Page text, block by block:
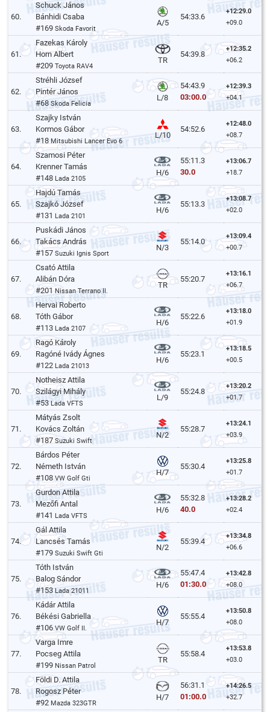
60.
Schuck János
Bánhidi Csaba
#169Skoda Favorit
A/5
54:33.6
+12:29.0
+09.0
61.
Fazekas Károly
Horn Albert
#209Toyota RAV4
TR
54:39.8
+12:35.2
+06.2
62.
Stréhli József
Pintér János
#68Skoda Felicia
L/8
54:43.9
03:00.0
+12:39.3
+04.1
63.
Szajky István
Kormos Gábor
#18Mitsubishi Lancer Evo 6
L/10
54:52.6
+12:48.0
+08.7
64.
Szamosi Péter
Krenner Tamás
#148 Lada 2105
H/6
55:11.3
30.0
+13:06.7
+18.7
65.
Hajdú Tamás
Szajkó József
#131 Lada 2101
H/6
55:13.3
+13:08.7
+02.0
66.
Puskádi János
Takács András
#157Suzuki Ignis Sport
N/3
55:14.0
+13:09.4
+00.7
67.
Csató Attila
Alibán Dóra
#201Nissan Terrano II.
TR
55:20.7
+13:16.1
+06.7
68.
Hervai Roberto
Tóth Gábor
#113 Lada 2107
H/6
55:22.6
+13:18.0
+01.9
69.
Ragó Károly
Ragóné Ivády Ágnes
#122 Lada 21013
H/6
55:23.1
+13:18.5
+00.5
70.
Notheisz Attila
Szilágyi Mihály
#53Lada VFTS
L/9
55:24.8
+13:20.2
+01.7
71.
Mátyás Zsolt
Kovács Zoltán
#187Suzuki Swift
N/2
55:28.7
+13:24.1
+03.9
72.
Bárdos Péter
Németh István
#108VW Golf Gti
H/7
55:30.4
+13:25.8
+01.7
73.
Gurdon Attila
Mezőfi Antal
#141 Lada VFTS
H/6
55:32.8
40.0
+13:28.2
+02.4
74.
Gál Attila
Lancsés Tamás
#179Suzuki Swift Gti
N/2
55:39.4
+13:34.8
+06.6
75.
Tóth István
Balog Sándor
#153Lada 21011
H/6
55:47.4
01:30.0
+13:42.8
+08.0
76.
Kádár Attila
Békési Gabriella
#106VW Golf II.
H/7
55:55.4
+13:50.8
+08.0
77.
Varga Imre
Pocseg Attila
#199 Nissan Patrol
TR
55:58.4
+13:53.8
+03.0
78.
Földi D. Attila
Rogosz Péter
#92 Mazda 323GTR
H/7
56:31.1
01:00.0
+14:26.5
+32.7